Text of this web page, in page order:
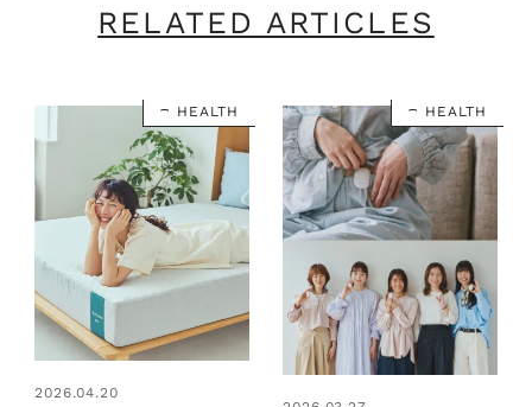
RELATED ARTICLES
HEALTH
2026.04.20
HEALTH